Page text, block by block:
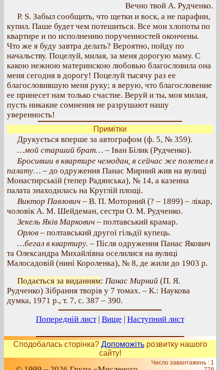
Вечно твой А. Рудченко.
Р. S. Забыл сообщить, что щетки и воск, а не парафин,
купил. Паше будет чем потешиться. Все мои хлопоты по
квартире и по исполнению порученностей окончены.
Что же я буду завтра делать? Вероятно, пойду по
начальству. Поцелуй, милая, за меня дорогую маму. С
какою нежною материнскою любовью благословила она
меня сегодня в дорогу! Поцелуй тысячу раз ее
благословившую меня руку; я верую, что благословение
ее принесет нам только счастие. Веруй и ты, моя милая,
пусть никакие сомнения не разрушают нашу
уверенность!
Примітки
Друкується вперше за автографом (ф. 5, № 359).
…мой старший брат… – Іван Білик (Рудченко).
Бросивши в квартире чемодан, я сейчас же полетел в
палату… – до одруження Панас Мирний жив на вулиці
Монастирській (тепер Радянська), № 14, а казенна
палата знаходилась на Круглій площі.
Виктор Павлович – В. П. Моторний (? – 1899) – лікар,
чоловік А. М. Шейдеман, сестри О. М. Рудченко.
Зекель Яків Маркович – полтавський крамар.
Орлов – полтавський другої гільдії купець.
…бегал в квартиру. – Після одруження Панас Якович
та Олександра Михайлівна оселилися на вулиці
Малосадовій (нині Короленка), № 8, де жили до 1903 р.
Подається за виданням: Панас Мирний (П. Я.
Рудченко) Зібрання творів у 7 томах. – К.: Наукова
думка, 1971 р., т. 7, с. 387 – 390.
Попередній лист| Вище | Наступний лист
Сподобалась сторінка? Допоможітьрозвитку нашого
сайту!
Число завантажень : 1